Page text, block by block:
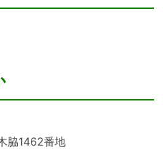
脇1462番地